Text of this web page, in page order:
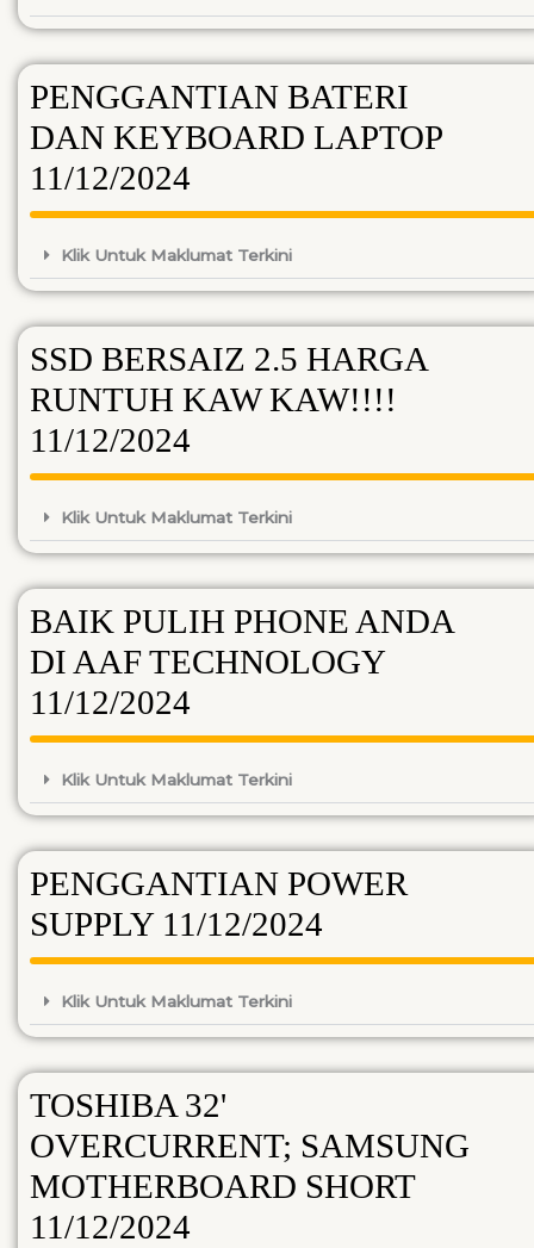
PENGGANTIAN BATERI
DAN KEYBOARD LAPTOP
11/12/2024
Klik Untuk Maklumat Terkini
SSD BERSAIZ 2.5 HARGA
RUNTUH KAW KAW!!!!
11/12/2024
Klik Untuk Maklumat Terkini
BAIK PULIH PHONE ANDA
DI AAF TECHNOLOGY
11/12/2024
Klik Untuk Maklumat Terkini
PENGGANTIAN POWER
SUPPLY 11/12/2024
Klik Untuk Maklumat Terkini
TOSHIBA 32'
OVERCURRENT; SAMSUNG
MOTHERBOARD SHORT
11/12/2024